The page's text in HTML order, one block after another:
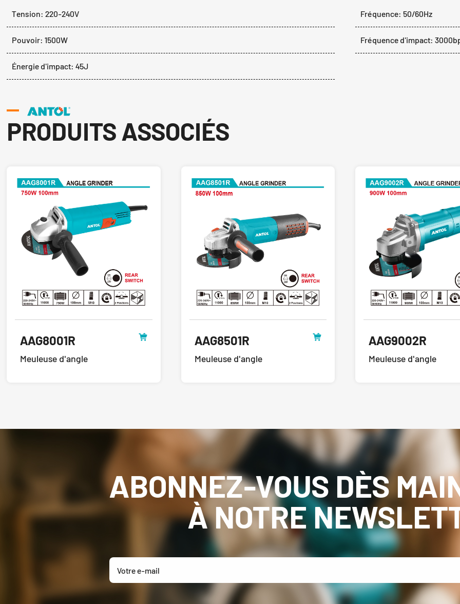
Tension: 220-240V Fréquence: 50/60Hz
Pouvoir: 1500W Fréquence d'impact:
Énergie d'impact: 45J
PRODUITS ASSOCIÉS
AAG8001R
Meuleuse d'angle
AAG8501R
Meuleuse d'angle
AAG9002R
Meuleuse d'angle
ABONNEZ-VOUS DÈS
À NOTRE